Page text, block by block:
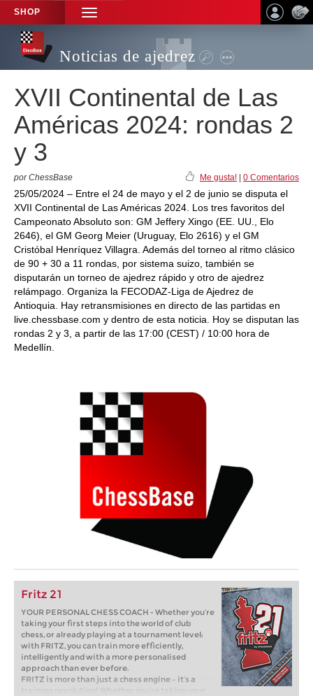
SHOP
TOGGLE
NAVIGATION
Noticias de ajedrez
XVII Continental de Las
Américas 2024: rondas 2
y 3
por ChessBase Me gusta! 0 Comentarios
25/05/2024 – Entre el 24 de mayo y el 2 de junio se disputa el
XVII Continental de Las Américas 2024. Los tres favoritos del
Campeonato Absoluto son: GM Jeffery Xingo (EE. UU., Elo
2646), el GM Georg Meier (Uruguay, Elo 2616) y el GM
Cristóbal Henríquez Villagra. Además del torneo al ritmo clásico
de 90 + 30 a 11 rondas, por sistema suizo, también se
disputarán un torneo de ajedrez rápido y otro de ajedrez
relámpago. Organiza la FECODAZ-Liga de Ajedrez de
Antioquia. Hay retransmisiones en directo de las partidas en
live.chessbase.com y dentro de esta noticia. Hoy se disputan las
rondas 2 y 3, a partir de las 17:00 (CEST) / 10:00 hora de
Medellín.
Fritz 21
YOUR PERSONAL CHESS COACH - Whether you’re
taking your first steps into the world of club
chess, or already playing at a tournament level:
with FRITZ, you can train more efficiently,
intelligently and with a more personalised
approach than ever before.
FRITZ is more than just a chess engine – it’s a
training revolution! Whether you’re taking your